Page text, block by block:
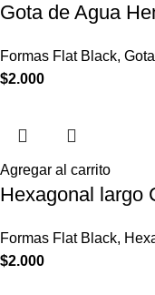
Gota de Agua
Formas Flat Black,
$2.000
Agregar al carrito
Hexagonal largo
Formas Flat Black,
$2.000